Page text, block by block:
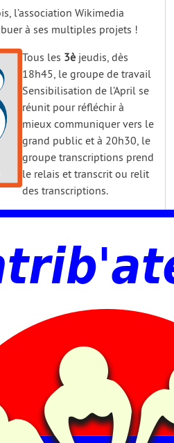
l’association Wikimedia
à ses multiples projets !
Tous les 3è jeudis, dès
18h45, le groupe de travail
Sensibilisation de l’April se
réunit pour réfléchir à
mieux communiquer vers le
grand public et à 20h30, le
groupe transcriptions prend
le relais et transcrit ou relit
des transcriptions.